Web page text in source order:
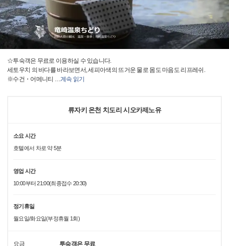
☆투숙객은 무료로 이용하실 수 있습니다.
세토우치 의 바다를 바라보면서, 세피아색의 뜨거운 물로 몸도 마음도 리프레쉬.
※수건・어메니티 …계속 읽기
류자키 온천 치도리 시오카제노유
소요 시간
호텔에서 차로 약 5분
영업 시간
10:00부터 21:00(최종접수 20:30)
정기휴일
월요일/화요일(부정휴월 1회)
요금 투숙객은 무료